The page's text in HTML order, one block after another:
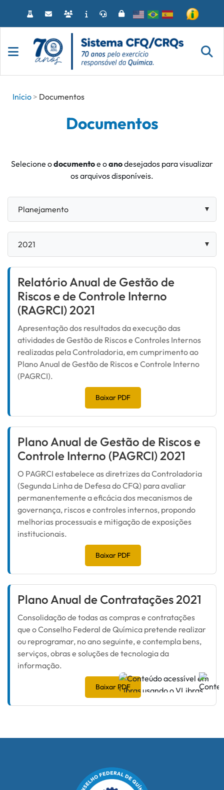
o
Início
Documentos
Documentos
Selecione odocumentoe oanodesejados para visualizar
os arquivos disponíveis.
Relatório Anual de Gestão de
Riscos e de Controle Interno
(RAGRCI) 2021
Apresentação dos resultados da execução das
atividades de Gestão de Riscos e Controles Internos
realizadas pela Controladoria, em cumprimento ao
Plano Anual de Gestão de Riscos e Controle Interno
(PAGRCI).
Baixar PDF
Plano Anual de Gestão de Riscos e
Controle Interno (PAGRCI) 2021
O PAGRCI estabelece as diretrizes da Controladoria
(Segunda Linha de Defesa do CFQ) para avaliar
permanentemente a eficácia dos mecanismos de
governança, riscos e controles internos, propondo
melhorias processuais e mitigação de exposições
institucionais.
Baixar PDF
Plano Anual de Contratações 2021
Consolidação de todas as compras e contratações
que o Conselho Federal de Química pretende realizar
ou reprogramar, no ano seguinte, e contempla bens,
serviços, obras e soluções de tecnologia da
informação.
Baixar PDF